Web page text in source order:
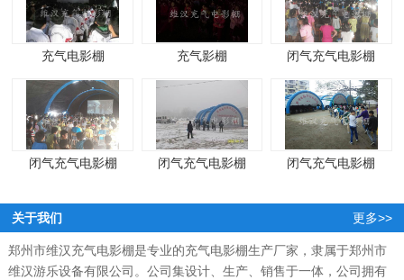
充气电影棚 充气影棚 闭气充气电影棚
闭气充气电影棚 闭气充气电影棚 闭气充气电影棚
关于我们 更多>>
郑州市维汉充气电影棚是专业的充气电影棚生产厂家，隶属于郑州市
维汉游乐设备有限公司。公司集设计、生产、销售于一体，公司拥有